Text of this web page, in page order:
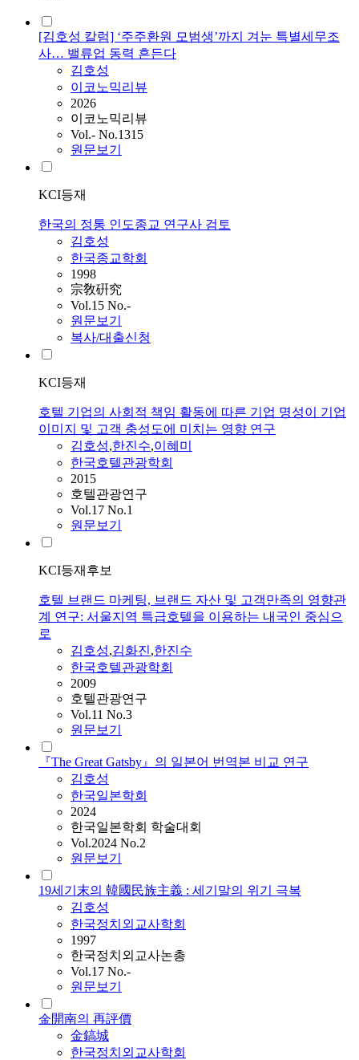
[김호성 칼럼] ‘주주환원 모범생’까지 겨눈 특별세무조
사… 밸류업 동력 흔든다
김호성
이코노믹리뷰
2026
이코노믹리뷰
Vol.- No.1315
원문보기
KCI등재
한국의 정통 인도종교 연구사 검토
김호성
한국종교학회
1998
宗敎硏究
Vol.15 No.-
원문보기
복사/대출신청
KCI등재
호텔 기업의 사회적 책임 활동에 따른 기업 명성이 기업
이미지 및 고객 충성도에 미치는 영향 연구
김호성,한진수,이혜미
한국호텔관광학회
2015
호텔관광연구
Vol.17 No.1
원문보기
KCI등재후보
호텔 브랜드 마케팅, 브랜드 자산 및 고객만족의 영향관
계 연구: 서울지역 특급호텔을 이용하는 내국인 중심으
로
김호성,김화진,한진수
한국호텔관광학회
2009
호텔관광연구
Vol.11 No.3
원문보기
『The Great Gatsby』의 일본어 번역본 비교 연구
김호성
한국일본학회
2024
한국일본학회 학술대회
Vol.2024 No.2
원문보기
19세기末의 韓國民族主義 : 세기말의 위기 극복
김호성
한국정치외교사학회
1997
한국정치외교사논총
Vol.17 No.-
원문보기
金開南의 再評價
金鎬城
한국정치외교사학회